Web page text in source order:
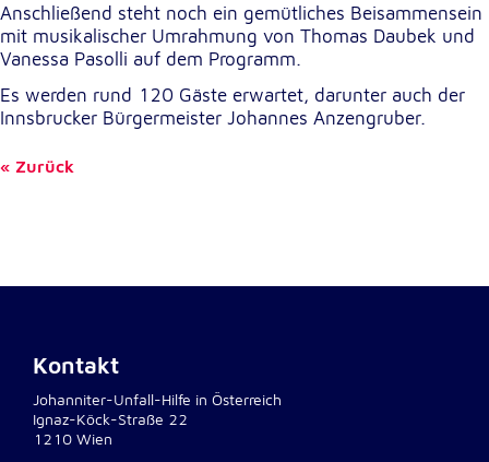
Anschließend steht noch ein gemütliches Beisammensein
mit musikalischer Umrahmung von Thomas Daubek und
Vanessa Pasolli auf dem Programm.
Es werden rund 120 Gäste erwartet, darunter auch der
Innsbrucker Bürgermeister Johannes Anzengruber.
Zurück
Kontakt
Johanniter-Unfall-Hilfe in Österreich
Ignaz-Köck-Straße 22
1210 Wien
Kartendiensten anzeigen zu können, werden von
diesen externen Diensten Cookies gesetzt.
YouTube
Anbieter:
Google Maps
Anbieter:
Google LLC